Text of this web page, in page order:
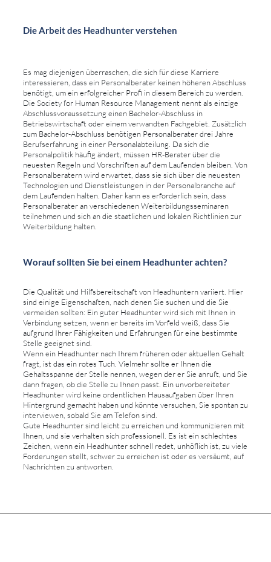
Die Arbeit des Headhunter verstehen
Es mag diejenigen überraschen, die sich für diese Karriere
interessieren, dass ein Personalberater keinen höheren Abschluss
benötigt, um ein erfolgreicher Profi in diesem Bereich zu werden.
Die Society for Human Resource Management nennt als einzige
Abschlussvoraussetzung einen Bachelor-Abschluss in
Betriebswirtschaft oder einem verwandten Fachgebiet. Zusätzlich
zum Bachelor-Abschluss benötigen Personalberater drei Jahre
Berufserfahrung in einer Personalabteilung. Da sich die
Personalpolitik häufig ändert, müssen HR-Berater über die
neuesten Regeln und Vorschriften auf dem Laufenden bleiben. Von
Personalberatern wird erwartet, dass sie sich über die neuesten
Technologien und Dienstleistungen in der Personalbranche auf
dem Laufenden halten. Daher kann es erforderlich sein, dass
Personalberater an verschiedenen Weiterbildungsseminaren
teilnehmen und sich an die staatlichen und lokalen Richtlinien zur
Weiterbildung halten.
Worauf sollten Sie bei einem Headhunter achten?
Die Qualität und Hilfsbereitschaft von Headhuntern variiert. Hier
sind einige Eigenschaften, nach denen Sie suchen und die Sie
vermeiden sollten: Ein guter Headhunter wird sich mit Ihnen in
Verbindung setzen, wenn er bereits im Vorfeld weiß, dass Sie
aufgrund Ihrer Fähigkeiten und Erfahrungen für eine bestimmte
Stelle geeignet sind.
Wenn ein Headhunter nach Ihrem früheren oder aktuellen Gehalt
fragt, ist das ein rotes Tuch. Vielmehr sollte er Ihnen die
Gehaltsspanne der Stelle nennen, wegen der er Sie anruft, und Sie
dann fragen, ob die Stelle zu Ihnen passt. Ein unvorbereiteter
Headhunter wird keine ordentlichen Hausaufgaben über Ihren
Hintergrund gemacht haben und könnte versuchen, Sie spontan zu
interviewen, sobald Sie am Telefon sind.
Gute Headhunter sind leicht zu erreichen und kommunizieren mit
Ihnen, und sie verhalten sich professionell. Es ist ein schlechtes
Zeichen, wenn ein Headhunter schnell redet, unhöflich ist, zu viele
Forderungen stellt, schwer zu erreichen ist oder es versäumt, auf
Nachrichten zu antworten.